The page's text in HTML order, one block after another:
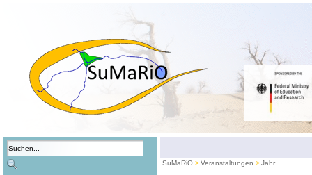
SuMaRiO Veranstaltungen Jahr